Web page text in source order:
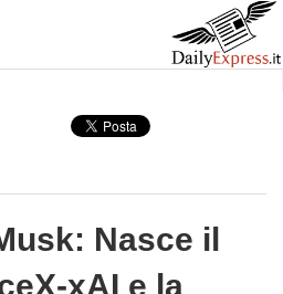
Nasce il
xAI e la